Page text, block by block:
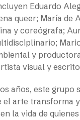
Eduardo
queer; María de
y coreógrafa;
y
visual y
años, este grupo
el arte transforma
la vida de